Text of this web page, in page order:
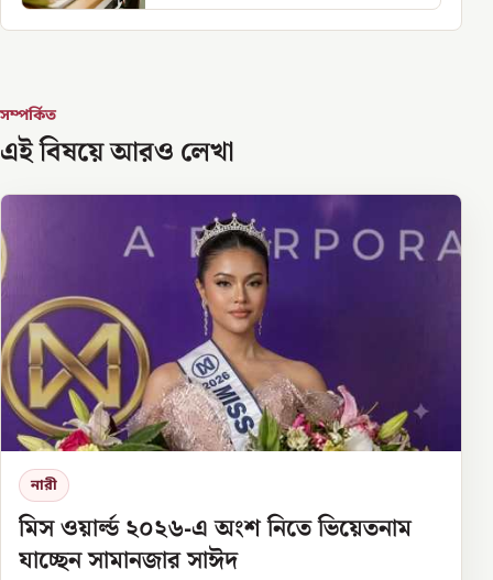
সম্পর্কিত
এই বিষয়ে আরও লেখা
নারী
মিস ওয়ার্ল্ড ২০২৬-এ অংশ নিতে ভিয়েতনাম
যাচ্ছেন সামানজার সাঈদ